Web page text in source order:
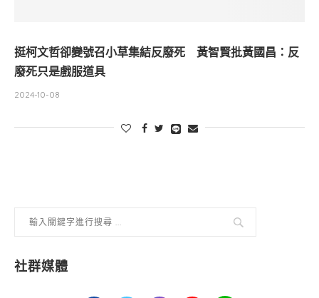
挺柯文哲卻變號召小草集結反廢死 黃智賢批黃國昌：反
廢死只是戲服道具
2024-10-08
社群媒體